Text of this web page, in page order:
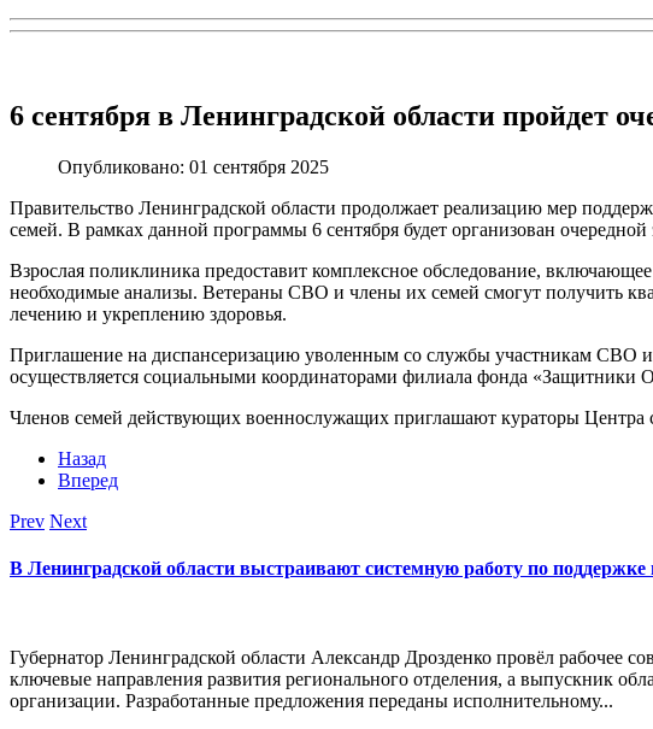
6 сентября в Ленинградской области пройдет
Опубликовано: 01 сентября 2025
Правительство Ленинградской области продолжает реализацию мер
семей. В рамках данной программы 6 сентября будет организован очередной
Взрослая поликлиника предоставит комплексное обследование,
необходимые анализы. Ветераны СВО и члены их семей смогут получить
лечению и укреплению здоровья.
Приглашение на диспансеризацию уволенным со службы участникам СВО
осуществляется социальными координаторами филиала фонда «Защитники
Членов семей действующих военнослужащих приглашают кураторы Центра
Назад
Вперед
Prev Next
В Ленинградской области выстраивают системную работу по
Губернатор Ленинградской области Александр Дрозденко провёл рабочее
ключевые направления развития регионального отделения, а выпускник
организации. Разработанные предложения переданы исполнительному...